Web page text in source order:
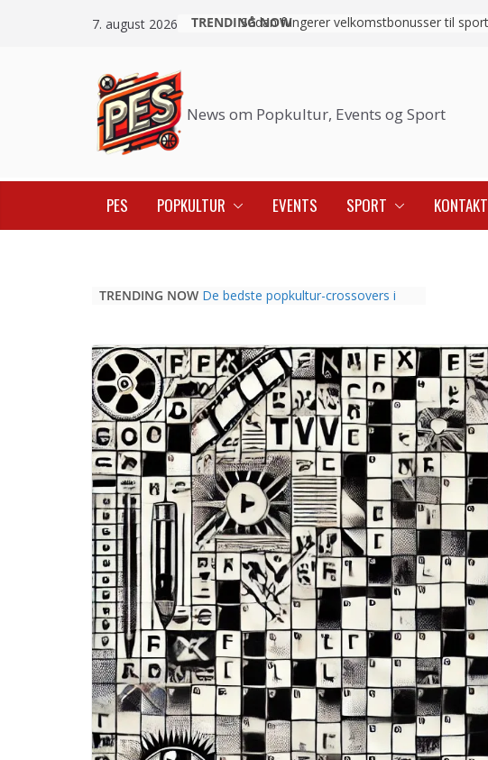
7. august 2026 TRENDING NOW
News om Popkultur, Events og Sport
PES POPKULTUR EVENTS SPORT KONTAKT
TRENDING NOW De bedste popkultur-crossovers i
Hvorfor professionel sport er blevet
det nye mødested for popkulturelle
tendenser
Sådan fungerer velkomstbonusser til
sportsbetting fra indbetaling til
omsætningskrav
Privatlån i Danmark
Når hjemmet bliver dit brand på
Instagram og TikTok